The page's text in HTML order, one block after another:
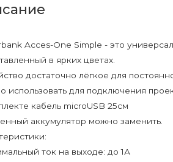
Acces-One Simple - это
в ярких цветах.
достаточно лёгкое для
использовать для подключения
кабель microUSB 25см
аккумулятор можно заменить.
ток на выходе: до 1А